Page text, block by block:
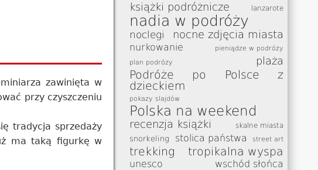
zawinięta w
przy czyszczeniu
tradycja sprzedaży
ma taką figurkę w
książki podróżnicze lanzarote
nadia w podróży
noclegi nocne zdjęcia miasta
nurkowanie
pieniądze w podróży
plan podróży
plaża
Podróże po Polsce z
dzieckiem
pokazy slajdów
Polska na weekend
recenzja książki skalne miasta
snorkeling stolica państwa street art
trekking tropikalna wyspa
unesco wschód słońca